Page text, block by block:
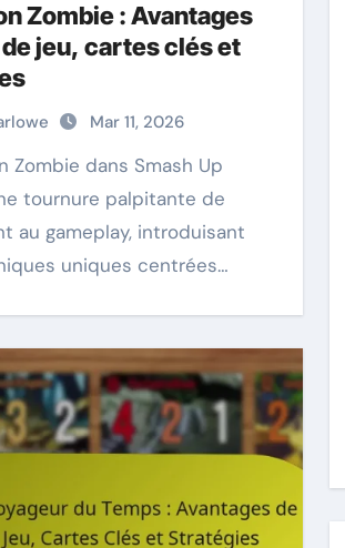
Zombie : Avantages
jeu, cartes clés et
Mar 11, 2026
tournure palpitante de
au gameplay, introduisant
uniques centrées…